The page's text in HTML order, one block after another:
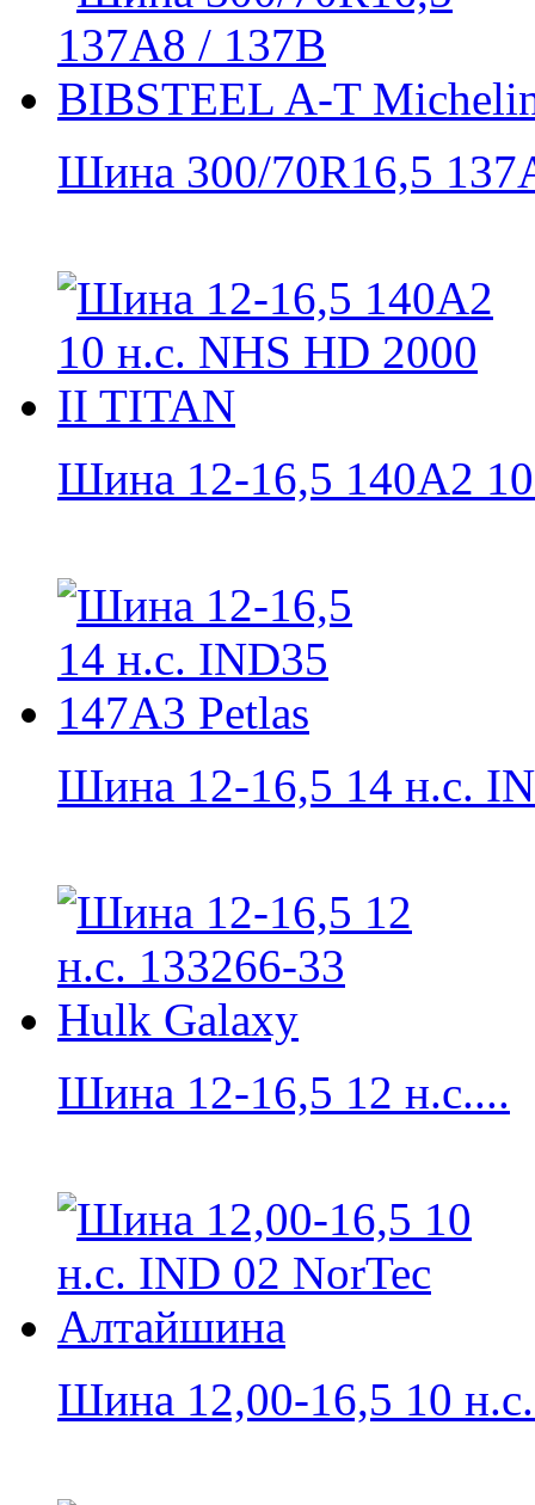
Шина 300/70R16,5
Шина 12-16,5 140A2
Шина 12-16,5 14 н.с.
Шина 12-16,5 12 н.с....
Шина 12,00-16,5 10